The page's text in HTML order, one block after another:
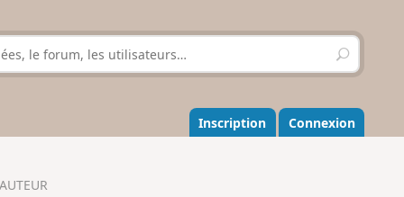
R
e
h
e
r
Inscription Connexion
AUTEUR